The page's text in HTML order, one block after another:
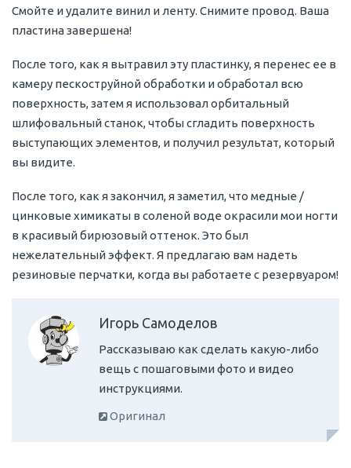
Смойте и удалите винил и ленту. Снимите провод. Ваша
пластина завершена!
После того, как я вытравил эту пластинку, я перенес ее в
камеру пескоструйной обработки и обработал всю
поверхность, затем я использовал орбитальный
шлифовальный станок, чтобы сгладить поверхность
выступающих элементов, и получил результат, который
вы видите.
После того, как я закончил, я заметил, что медные /
цинковые химикаты в соленой воде окрасили мои ногти
в красивый бирюзовый оттенок. Это был
нежелательный эффект. Я предлагаю вам надеть
резиновые перчатки, когда вы работаете с резервуаром!
Игорь Самоделов
Рассказываю как сделать какую-либо
вещь с пошаговыми фото и видео
инструкциями.
Оригинал